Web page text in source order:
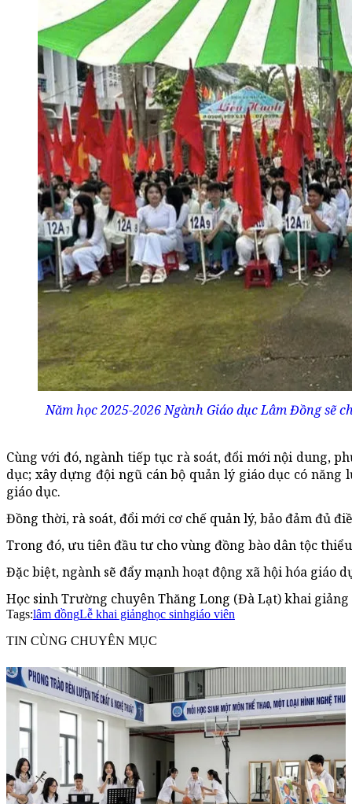
Năm học 2025-2026 Ngành Giáo dục Lâm Đồng sẽ
Cùng với đó, ngành tiếp tục rà soát, đổi mới nội dung,
dục; xây dựng đội ngũ cán bộ quản lý giáo dục có
giáo dục.
Đồng thời, rà soát, đổi mới cơ chế quản lý, bảo đảm đủ
Trong đó, ưu tiên đầu tư cho vùng đồng bào dân tộc
Đặc biệt, ngành sẽ đẩy mạnh hoạt động xã hội hóa giáo
Học sinh Trường chuyên Thăng Long (Đà Lạt) khai giảng
Tags:lâm đồngLễ khai giảnghọc sinhgiáo viên
TIN CÙNG CHUYÊN MỤC